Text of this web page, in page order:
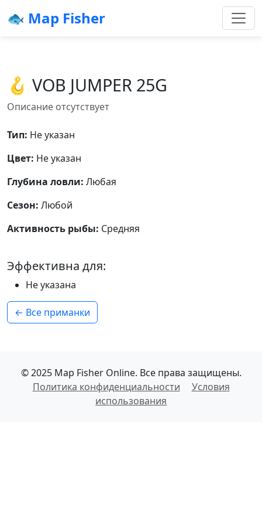
🐟 Map Fisher
🪝 VOB JUMPER 25G
Описание отсутствует
Тип: Не указан
Цвет: Не указан
Глубина ловли: Любая
Сезон: Любой
Активность рыбы: Средняя
Эффективна для:
Не указана
← Все приманки
© 2025 Map Fisher Online. Все права защищены.
Политика конфиденциальности
Условия
использования